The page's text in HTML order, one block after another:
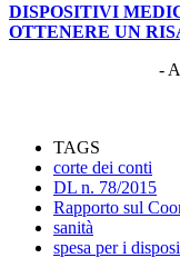
DISPOSITIVI
OTTENERE UN
-
TAGS
corte dei conti
DL n. 78/2015
Rapporto sul
sanità
spesa per i